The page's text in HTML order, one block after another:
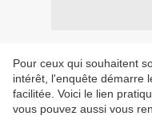
Pour ceux qui souhaitent
intérêt, l'enquête démarre
facilitée. Voici le lien
vous pouvez aussi vous